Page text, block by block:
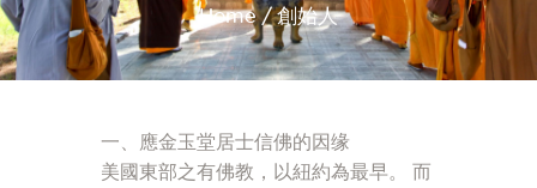
Home 創始人
弘法事業
參觀
博客
一、應金玉堂居士信佛的因缘
美國東部之有佛教，以紐約為最早。 而